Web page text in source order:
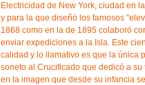
Electricidad de New York, ciudad en
y para la que diseñó los famosos
1868 como en la de 1895 colaboró
enviar expediciones a la Isla. Este
calidad y lo llamativo es que la única
soneto al Crucificado que dedicó a
en la imagen que desde su infancia